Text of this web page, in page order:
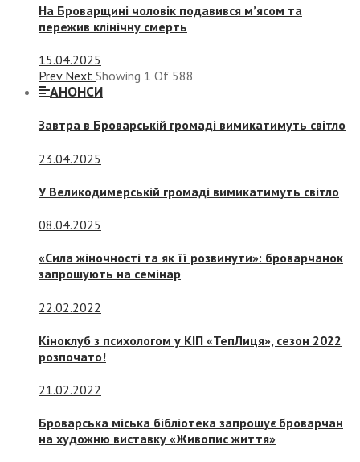
На Броварщині чоловік подавився м’ясом та
пережив клінічну смерть
15.04.2025
Prev Next Showing 1 Of 588
АНОНСИ
Завтра в Броварській громаді вимикатимуть світло
23.04.2025
У Великодимерській громаді вимикатимуть світло
08.04.2025
«Сила жіночності та як її розвинути»: броварчанок
запрошують на семінар
22.02.2022
Кіноклуб з психологом у КІП «ТепЛиця», сезон 2022
розпочато!
21.02.2022
Броварська міська бібліотека запрошує броварчан
на художню виставку «Живопис життя»